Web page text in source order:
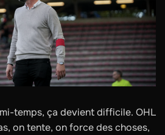
temps, ça devient difficile. OHL
on tente, on force des choses,